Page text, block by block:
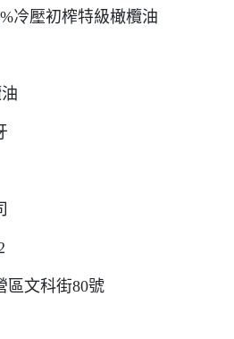
冷壓初榨特級橄欖油
區文科街80號